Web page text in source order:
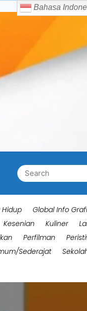
Search
for:
Global Info
Kesenian Kuliner
Perfilman
Sederajat
Bahasa